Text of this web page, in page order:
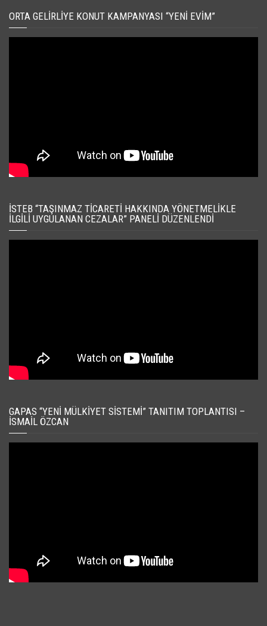
ORTA GELIRLIYE KONUT KAMPANYASI “YENI EVIM”
İSTEB “TAŞINMAZ TICARETI HAKKINDA YÖNETMELIKLE
İLGILI UYGULANAN CEZALAR” PANELI DÜZENLENDI
GAPAS “YENI MÜLKIYET SISTEMI” TANITIM TOPLANTISI –
İSMAIL ÖZCAN